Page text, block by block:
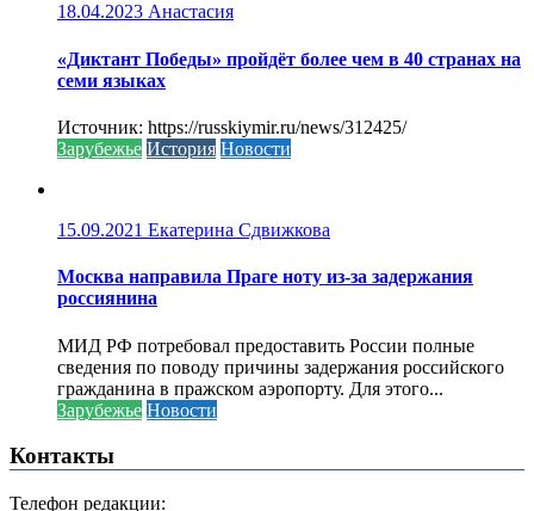
18.04.2023 Анастасия
«Диктант Победы» пройдёт более чем в 40 странах на
семи языках
Источник: https://russkiymir.ru/news/312425/
Зарубежье История Новости
15.09.2021 Екатерина Сдвижкова
Москва направила Праге ноту из-за задержания
россиянина
МИД РФ потребовал предоставить России полные
сведения по поводу причины задержания российского
гражданина в пражском аэропорту. Для этого...
Зарубежье Новости
Контакты
Телефон редакции: